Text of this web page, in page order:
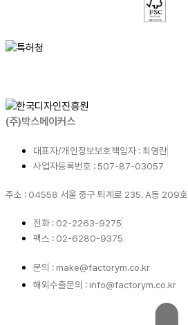
(주)박스메이커스
대표자/개인정보보호책임자 : 최영란
사업자등록번호 : 507-87-03057
주소 : 04558 서울 중구 퇴계로 235. A동 209호
전화 : 02-2263-9275
팩스 : 02-6280-9375
문의 : make@factorym.co.kr
해외수출문의 : info@factorym.co.kr